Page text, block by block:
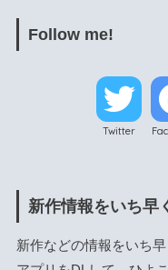
Follow me!
Twitter
新作情報をいち早
新作などの情報をいち